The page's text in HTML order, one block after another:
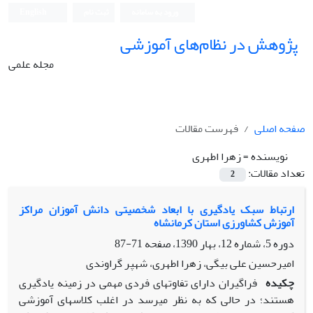
پژوهش در نظام‌های آموزشی
مجله علمی
صفحه اصلی
فهرست مقالات
نویسنده =زهرا اطهری
تعداد مقالات:
2
ارتباط سبک یادگیری با ابعاد شخصیتی دانش آموزان مراکز
آموزش کشاورزی استان کرمانشاه
دوره 5، شماره 12، بهار 1390، صفحه
71-87
امیرحسین علی بیگی، زهرا اطهری، شهپر گراوندی
چکیده فراگیران دارای تفاوت‏های فردی مهمی ‌در زمینه یادگیری
هستند؛ در حالی که به نظر می‏رسد در اغلب کلاس‏های آموزشی